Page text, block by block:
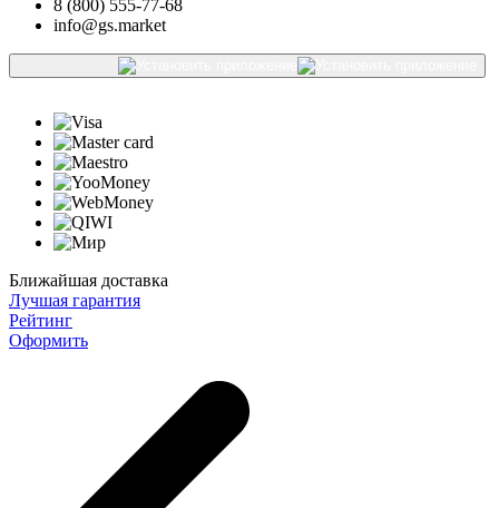
8 (800) 555-77-68
info@gs.market
Ближайшая доставка
Лучшая гарантия
Рейтинг
Оформить